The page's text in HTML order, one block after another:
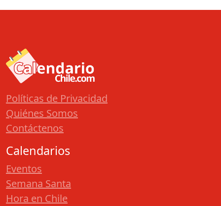
Políticas de Privacidad
Quiénes Somos
Contáctenos
Calendarios
Eventos
Semana Santa
Hora en Chile